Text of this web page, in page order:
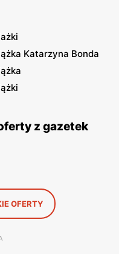
Katarzyna Bonda
z gazetek
OFERTY